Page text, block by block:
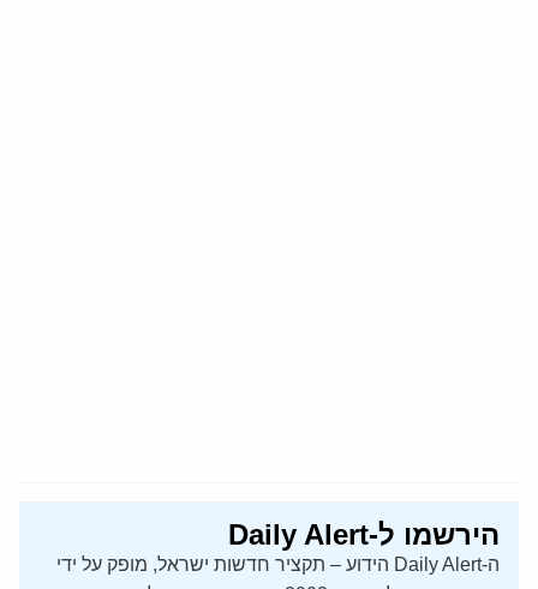
הירשמו ל-Daily Alert
ה-Daily Alert הידוע – תקציר חדשות ישראל, מופק על ידי